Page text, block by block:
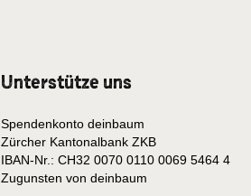
Unterstütze uns
Spendenkonto deinbaum
Zürcher Kantonalbank ZKB
IBAN-Nr.: CH32 0070 0110 0069 5464 4
Zugunsten von deinbaum